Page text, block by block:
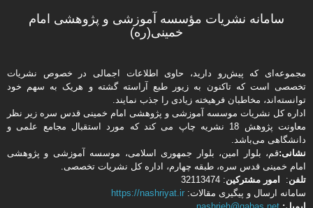
سامانه نشریات مؤسسه آموزشی و پژوهشی امام
خمینی(ره)
مجموعه‌ای که پیش‌رو دارید،‌ حاوی اطلاعات اجمالی در خصوص نشریات
تخصصی است که تاکنون به زیور طبع آراسته گشته و هریک به سهم خود
توانسته‌اند، مخاطبان فرهیخته‌ زیادی را جذب نمایند.
اداره كل نشریات موسسه آموزشی و پژوهشی امام خمینی قدس سره زیر نظر
معاونت پژوهش 18 نشریه چاپ می کند که مورد استقبال مجامع علمی و
دانشگاهی می‌باشد.
نشانی:قم، بلوار امین، بلوار جمهوری اسلامی، موسسه آموزشی و پژوهشی
امام خمینی قدس سره، طبقه چهارم، اداره كل نشریات تخصصی.
تلفن: امور مشتركین: 32113474
سامانه ارسال و پیگیری مقالات: https://nashriyat.ir